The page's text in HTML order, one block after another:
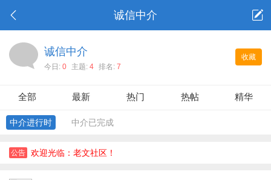
诚信中介
收藏
诚信中介
今日: 0 主题: 4 排名: 7
全部 最新 热门 热帖 精华
中介进行时 中介已完成
公告 欢迎光临：老文社区！